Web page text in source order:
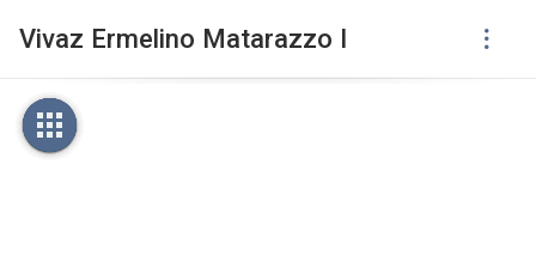
Vivaz Ermelino Matarazzo I